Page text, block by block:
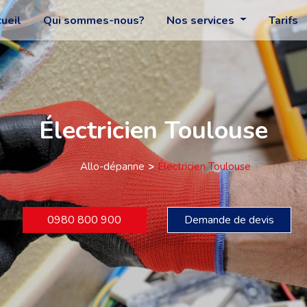
Qui sommes-nous? Nos services Tarifs
Électricien Toulouse
Allo-dépanne Électricien Toulouse
0980 800 900 Demande de devis